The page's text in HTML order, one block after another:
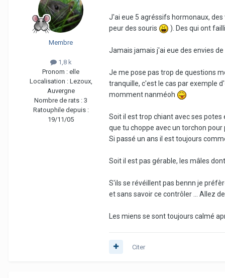
Membre
1,8 k
Pronom : elle
Localisation : Lezoux,
Auvergne
Nombre de rats : 3
Ratouphile depuis :
19/11/05
J'ai eue 5 agréssifs hormonaux,
peur des souris
). Des qui ont
Jamais jamais j'ai eue des envies
Je me pose pas trop de questions
tranquille, c'est le cas par exemple
momment nanméoh
Soit il est trop chiant avec ses potes
que tu choppe avec un torchon
Si passé un ans il est toujours
Soit il est pas gérable, les mâles
S'ils se révéillent pas bennn je
et sans savoir ce contrôler ... Allez
Les miens se sont toujours calmé
Citer